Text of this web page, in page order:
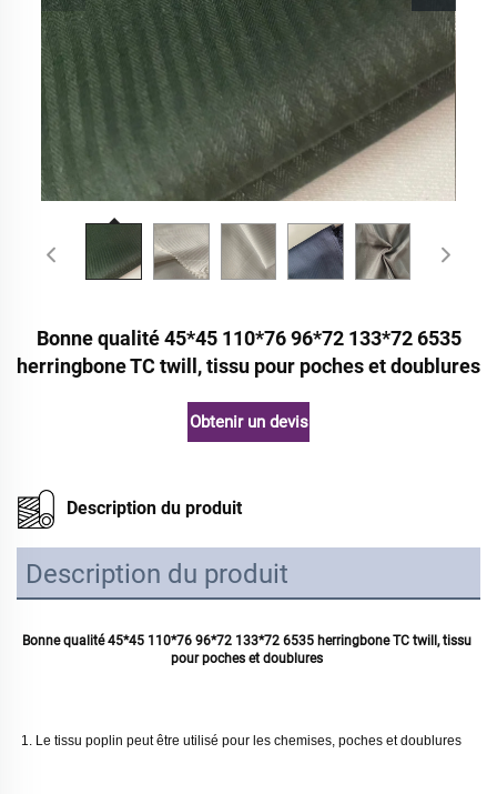
Bonne qualité 45*45 110*76 96*72 133*72 6535
herringbone TC twill, tissu pour poches et doublures
Obtenir un devis
Description du produit
Description du produit
Bonne qualité 45*45 110*76 96*72 133*72 6535 herringbone TC twill, tissu
pour poches et doublures
1. Le tissu poplin peut être utilisé pour les chemises, poches et doublures